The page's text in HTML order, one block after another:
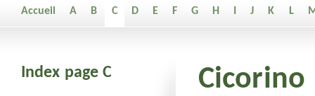
Accueil A B C D E F G H J K L
Index page C Cicorino